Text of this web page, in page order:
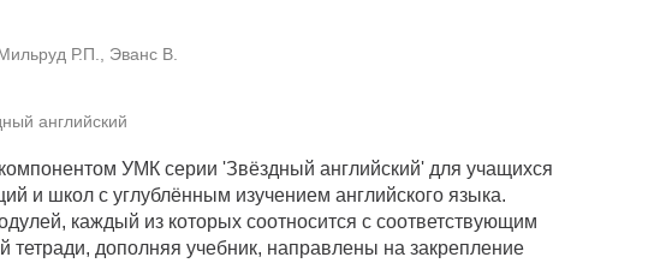
Р.П., Эванс В.
английский
УМК серии 'Звёздный английский' для учащихся
и школ с углублённым изучением английского языка.
каждый из которых соотносится с соответствующим
тетради, дополняя учебник, направлены на закрепление